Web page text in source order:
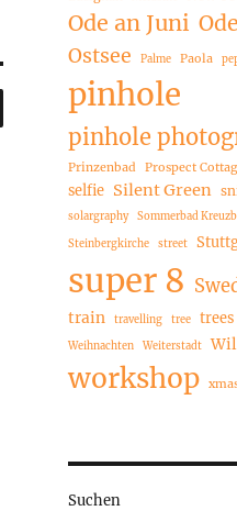
SUCHEN
Ode an Juni
Ostsee Palme Paola
pinhole
pinhole
Prinzenbad
Prospect
selfie Silent Green
solargraphy Sommerbad
Steinbergkirche street
super 8
train travelling tree trees
Weihnachten
Weiterstadt
workshop
Suchen